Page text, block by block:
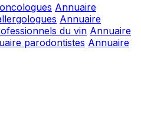
Annuaire
Annuaire
du vin Annuaire
parodontistes Annuaire